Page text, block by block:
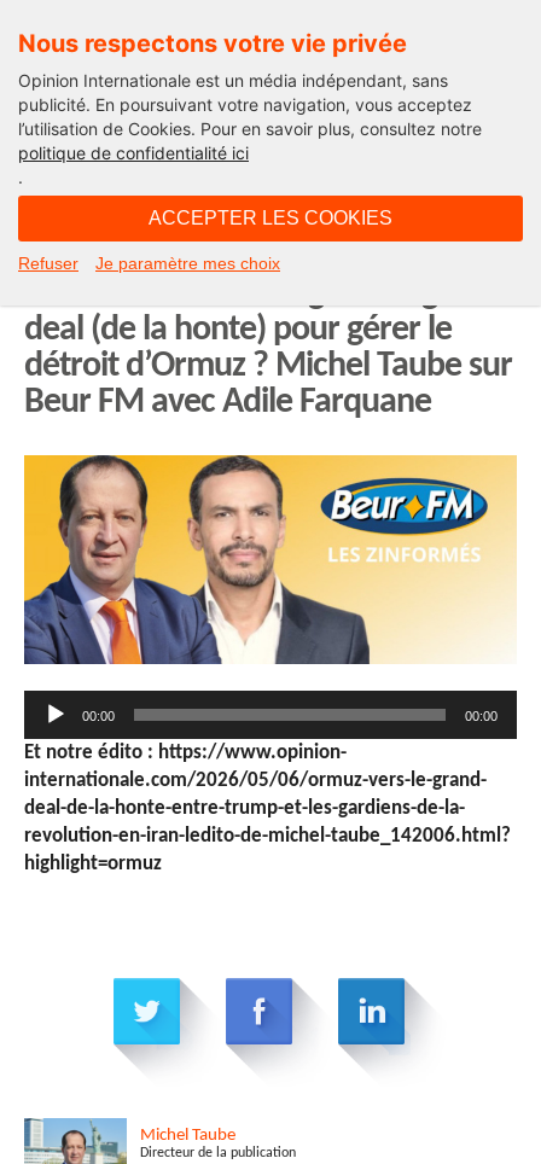
Nous respectons votre vie privée
Opinion Internationale est un média indépendant, sans
publicité. En poursuivant votre navigation, vous acceptez
l’utilisation de Cookies. Pour en savoir plus, consultez notre
politique de confidentialité ici
.
ACCEPTER LES COOKIES
Refuser Je paramètre mes choix
Edito
Trump et les Gardiens de la
deal (de la honte) pour gérer le
détroit d’Ormuz ? Michel Taube sur
Beur FM avec Adile Farquane
audio
00:00 00:00
Et notre édito : https://www.opinion-
internationale.com/2026/05/06/ormuz-vers-le-grand-
deal-de-la-honte-entre-trump-et-les-gardiens-de-la-
revolution-en-iran-ledito-de-michel-taube_142006.html?
highlight=ormuz
Michel Taube
Directeur de la publication